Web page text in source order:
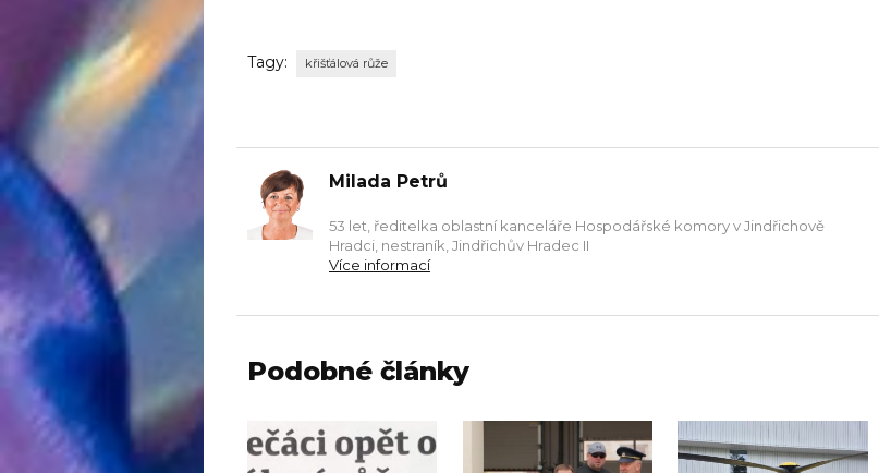
Tagy: křišťálová růže
Milada Petrů
53 let, ředitelka oblastní kanceláře Hospodářské komory v Jindřichově
Hradci, nestraník, Jindřichův Hradec II
Více informací
Podobné články